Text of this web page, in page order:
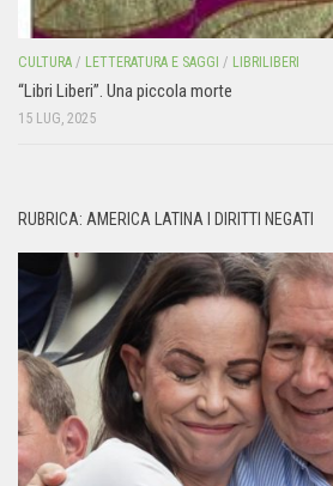
CULTURA / LETTERATURA E SAGGI / LIBRILIBERI
“Libri Liberi”. Una piccola morte
15 LUG, 2025
RUBRICA: AMERICA LATINA I DIRITTI NEGATI